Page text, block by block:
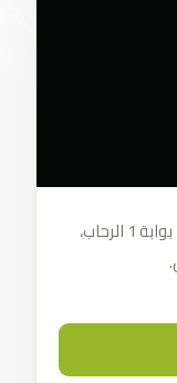
التجمع الأول – بنزينة وطنية G7، أول صينية بعد بوابة 1 الرحاب،